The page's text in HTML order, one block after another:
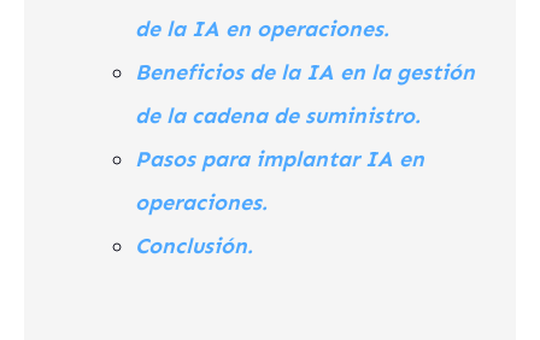
de la IA en operaciones.
Beneficios de la IA en la gestión
de la cadena de suministro.
Pasos para implantar IA en
operaciones.
Conclusión.